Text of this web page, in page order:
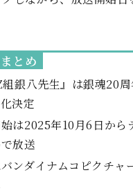
とめ
組銀八先生』は銀魂20
決定
は2025年10月6日から
放送
ンダイナムコピクチャ